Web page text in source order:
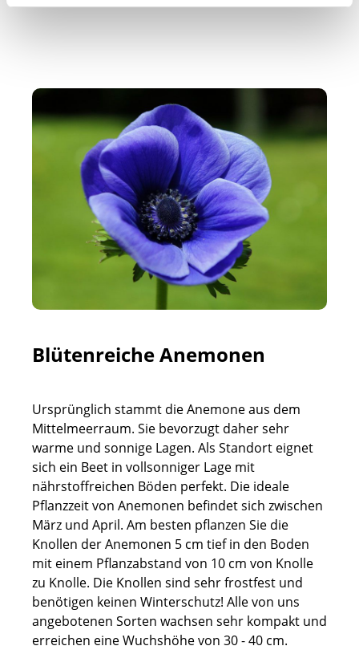
Blütenreiche Anemonen
Ursprünglich stammt die Anemone aus dem
Mittelmeerraum. Sie bevorzugt daher sehr
warme und sonnige Lagen. Als Standort eignet
sich ein Beet in vollsonniger Lage mit
nährstoffreichen Böden perfekt. Die ideale
Pflanzzeit von Anemonen befindet sich zwischen
März und April. Am besten pflanzen Sie die
Knollen der Anemonen 5 cm tief in den Boden
mit einem Pflanzabstand von 10 cm von Knolle
zu Knolle. Die Knollen sind sehr frostfest und
benötigen keinen Winterschutz! Alle von uns
angebotenen Sorten wachsen sehr kompakt und
erreichen eine Wuchshöhe von 30 - 40 cm.